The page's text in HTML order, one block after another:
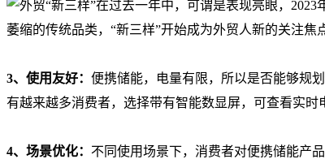
3、使用友好： 便携储能，电量有限，所以是否能够规
有越来越多消费者，选择带有智能数显屏，可查看实时
4、场景优化： 不同使用场景下，消费者对便携储能产